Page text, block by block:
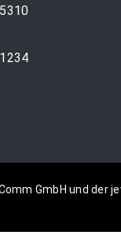
GmbH und der